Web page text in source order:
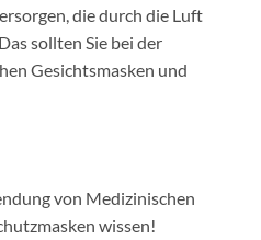
die durch die Luft
sollten Sie bei der
Gesichtsmasken und
von Medizinischen
wissen!